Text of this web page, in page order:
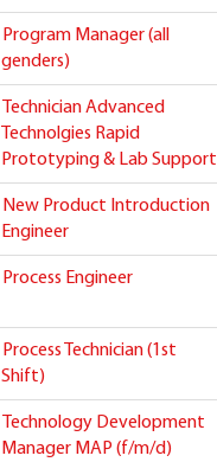
Program Manager (all
genders)
Technician Advanced
Technolgies Rapid
Prototyping & Lab Support
New Product Introduction
Engineer
Process Engineer
Process Technician (1st
Shift)
Technology Development
Manager MAP (f/m/d)